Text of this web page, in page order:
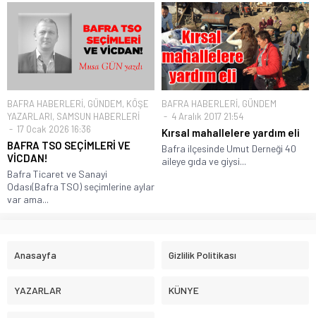
BAFRA HABERLERİ, GÜNDEM, KÖŞE
YAZARLARI, SAMSUN HABERLERİ
17 Ocak 2026 16:36
BAFRA TSO SEÇİMLERİ VE
VİCDAN!
Bafra Ticaret ve Sanayi
Odası(Bafra TSO) seçimlerine aylar
var ama...
BAFRA HABERLERİ, GÜNDEM
4 Aralık 2017 21:54
Kırsal mahallelere yardım eli
Bafra ilçesinde Umut Derneği 40
aileye gıda ve giysi...
Anasayfa Gizlilik Politikası
YAZARLAR KÜNYE